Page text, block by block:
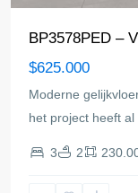
BP3578PED –
$625.000
Moderne
het project heeft al
3 2